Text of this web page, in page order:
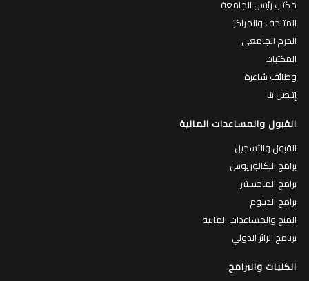
مكتب رئيس الجامعة
المتاحف والمراكز
الحرم الجامعي
المكتبات
وظائف شاغرة
إتـصل بنا
القبول والمساعدات المالية
القبول والتسجيل
برامج البكالوريوس
برامج الماجستير
برامج الدبلوم
المنح والمساعدات المالية
برنامج الزائر الدولي
الكليات والبرامج